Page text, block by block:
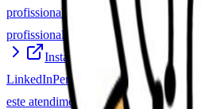
profissional
Falar no WhatsApp
profissional
Ver avaliações
Instagram
Acompanhe nas
LinkedInPerfil profissional
este atendimento